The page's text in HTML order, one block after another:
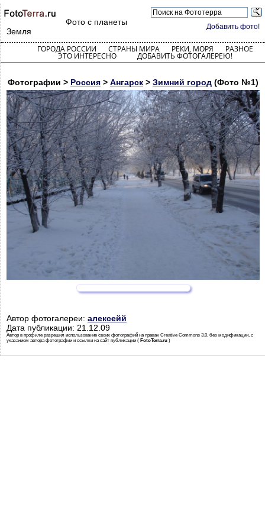
Добавить фото!
Фото с планеты
Земля
ГОРОДА РОССИИ СТРАНЫ МИРА РЕКИ, МОРЯ РАЗНОЕ
ЭТО ИНТЕРЕСНО ДОБАВИТЬ ФОТОГАЛЕРЕЮ!
Фотографии > Россия > Ангарск > Зимний город (Фото №1)
Автор фотогалереи: алексейй
Дата публикации: 21.12.09
Автор в профиле разрешил использование своих фотографий на правах Creative Commons 3.0, без модификации, с
указанием автора фотографии и ссылки на сайт публикации ( FotoTerra.ru )